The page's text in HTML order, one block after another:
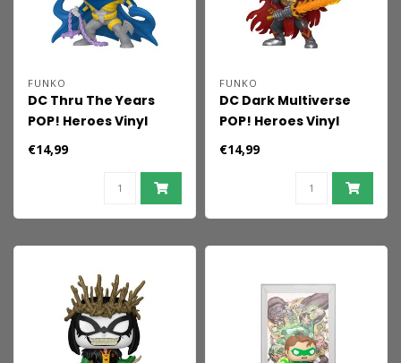
FUNKO
DC Thru The Years
POP! Heroes Vinyl
Figures Knightfall
€14,99
FUNKO
DC Dark Multiverse
POP! Heroes Vinyl
Figures Saint Batman
€14,99